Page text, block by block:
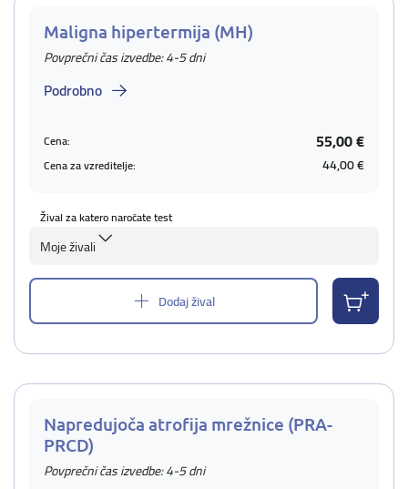
Maligna hipertermija (MH)
Povprečni čas izvedbe: 4-5 dni
Podrobno
Cena: 55,00 €
Cena za vzreditelje: 44,00 €
Žival za katero naročate test
Moje živali
Dodaj žival
Napredujoča atrofija mrežnice (PRA-
PRCD)
Povprečni čas izvedbe: 4-5 dni